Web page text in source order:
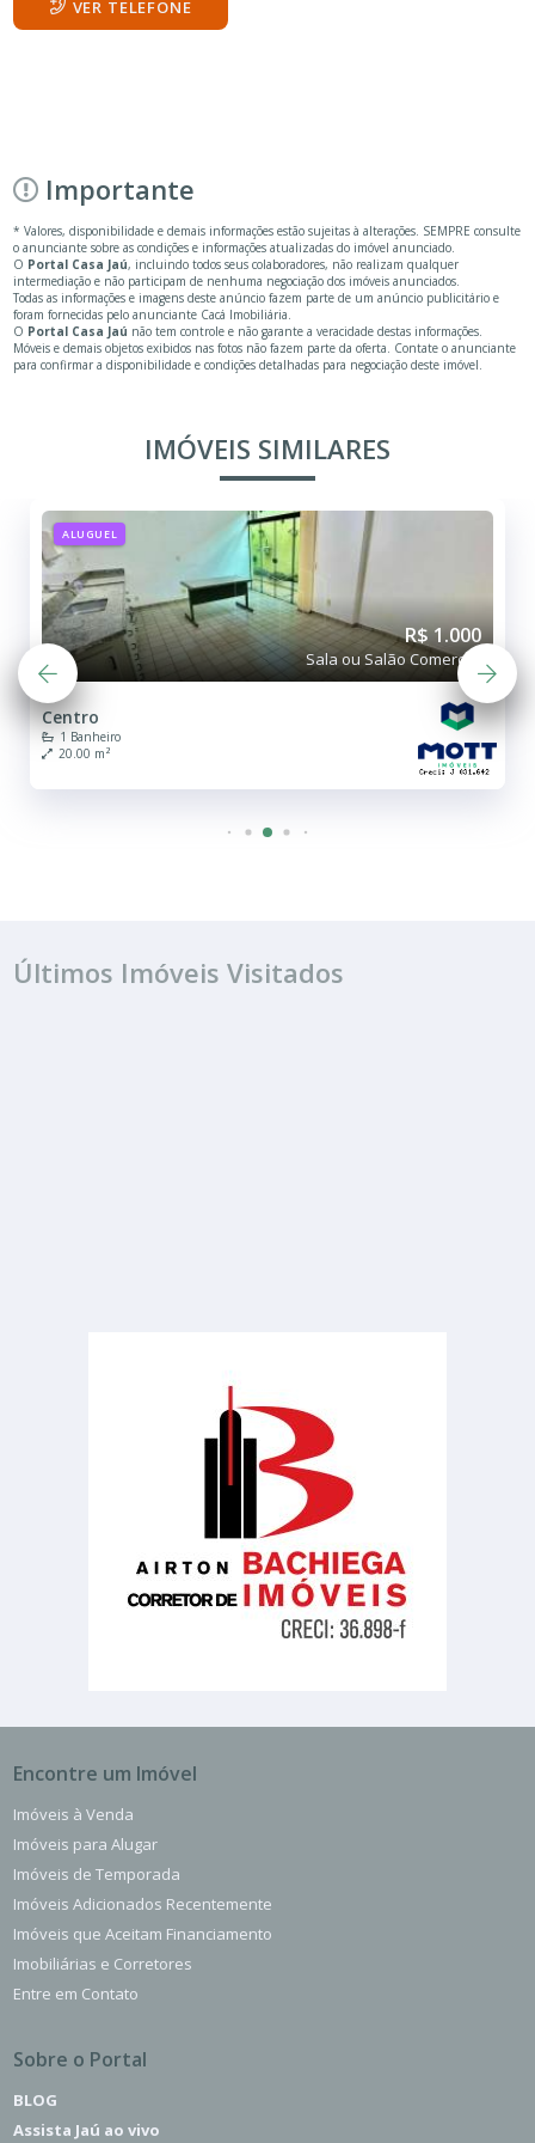
VER TELEFONE
Importante
* Valores, disponibilidade e demais informações estão sujeitas à alterações. SEMPRE consulte
o anunciante sobre as condições e informações atualizadas do imóvel anunciado.
O Portal Casa Jaú, incluindo todos seus colaboradores, não realizam qualquer
intermediação e não participam de nenhuma negociação dos imóveis anunciados.
Todas as informações e imagens deste anúncio fazem parte de um anúncio publicitário e
foram fornecidas pelo anunciante Cacá Imobiliária.
O Portal Casa Jaú não tem controle e não garante a veracidade destas informações.
Móveis e demais objetos exibidos nas fotos não fazem parte da oferta. Contate o anunciante
para confirmar a disponibilidade e condições detalhadas para negociação deste imóvel.
IMÓVEIS SIMILARES
R$ 1.000
Sala ou Salão Comercial
7° Distrito
10.00 m²
Últimos Imóveis Visitados
Encontre um Imóvel
Imóveis à Venda
Imóveis para Alugar
Imóveis de Temporada
Imóveis Adicionados Recentemente
Imóveis que Aceitam Financiamento
Imobiliárias e Corretores
Entre em Contato
Sobre o Portal
BLOG
Assista Jaú ao vivo